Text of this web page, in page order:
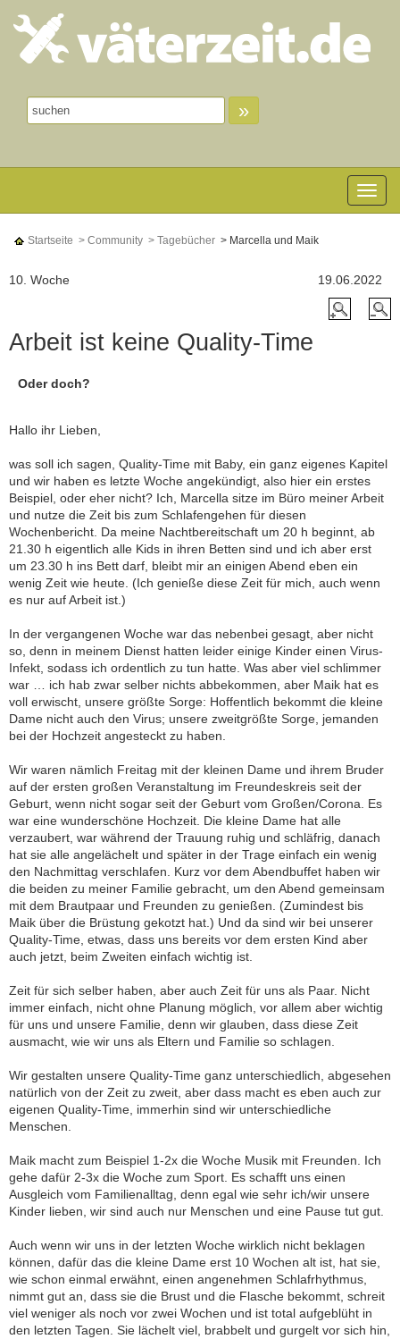
»
Toggle
Startseite > Community > Tagebücher > Marcella und Maik
19.06.2022
10. Woche
Arbeit ist keine Quality-Time
Oder doch?
Hallo ihr Lieben,
was soll ich sagen, Quality-Time mit Baby, ein ganz eigenes Kapitel
und wir haben es letzte Woche angekündigt, also hier ein erstes
Beispiel, oder eher nicht? Ich, Marcella sitze im Büro meiner Arbeit
und nutze die Zeit bis zum Schlafengehen für diesen
Wochenbericht. Da meine Nachtbereitschaft um 20 h beginnt, ab
21.30 h eigentlich alle Kids in ihren Betten sind und ich aber erst
um 23.30 h ins Bett darf, bleibt mir an einigen Abend eben ein
wenig Zeit wie heute. (Ich genieße diese Zeit für mich, auch wenn
es nur auf Arbeit ist.)
In der vergangenen Woche war das nebenbei gesagt, aber nicht
so, denn in meinem Dienst hatten leider einige Kinder einen Virus-
Infekt, sodass ich ordentlich zu tun hatte. Was aber viel schlimmer
war … ich hab zwar selber nichts abbekommen, aber Maik hat es
voll erwischt, unsere größte Sorge: Hoffentlich bekommt die kleine
Dame nicht auch den Virus; unsere zweitgrößte Sorge, jemanden
bei der Hochzeit angesteckt zu haben.
Wir waren nämlich Freitag mit der kleinen Dame und ihrem Bruder
auf der ersten großen Veranstaltung im Freundeskreis seit der
Geburt, wenn nicht sogar seit der Geburt vom Großen/Corona. Es
war eine wunderschöne Hochzeit. Die kleine Dame hat alle
verzaubert, war während der Trauung ruhig und schläfrig, danach
hat sie alle angelächelt und später in der Trage einfach ein wenig
den Nachmittag verschlafen. Kurz vor dem Abendbuffet haben wir
die beiden zu meiner Familie gebracht, um den Abend gemeinsam
mit dem Brautpaar und Freunden zu genießen. (Zumindest bis
Maik über die Brüstung gekotzt hat.) Und da sind wir bei unserer
Quality-Time, etwas, dass uns bereits vor dem ersten Kind aber
auch jetzt, beim Zweiten einfach wichtig ist.
Zeit für sich selber haben, aber auch Zeit für uns als Paar. Nicht
immer einfach, nicht ohne Planung möglich, vor allem aber wichtig
für uns und unsere Familie, denn wir glauben, dass diese Zeit
ausmacht, wie wir uns als Eltern und Familie so schlagen.
Wir gestalten unsere Quality-Time ganz unterschiedlich, abgesehen
natürlich von der Zeit zu zweit, aber dass macht es eben auch zur
eigenen Quality-Time, immerhin sind wir unterschiedliche
Menschen.
Maik macht zum Beispiel 1-2x die Woche Musik mit Freunden. Ich
gehe dafür 2-3x die Woche zum Sport. Es schafft uns einen
Ausgleich vom Familienalltag, denn egal wie sehr ich/wir unsere
Kinder lieben, wir sind auch nur Menschen und eine Pause tut gut.
Auch wenn wir uns in der letzten Woche wirklich nicht beklagen
können, dafür das die kleine Dame erst 10 Wochen alt ist, hat sie,
wie schon einmal erwähnt, einen angenehmen Schlafrhythmus,
nimmt gut an, dass sie die Brust und die Flasche bekommt, schreit
viel weniger als noch vor zwei Wochen und ist total aufgeblüht in
den letzten Tagen. Sie lächelt viel, brabbelt und gurgelt vor sich hin,